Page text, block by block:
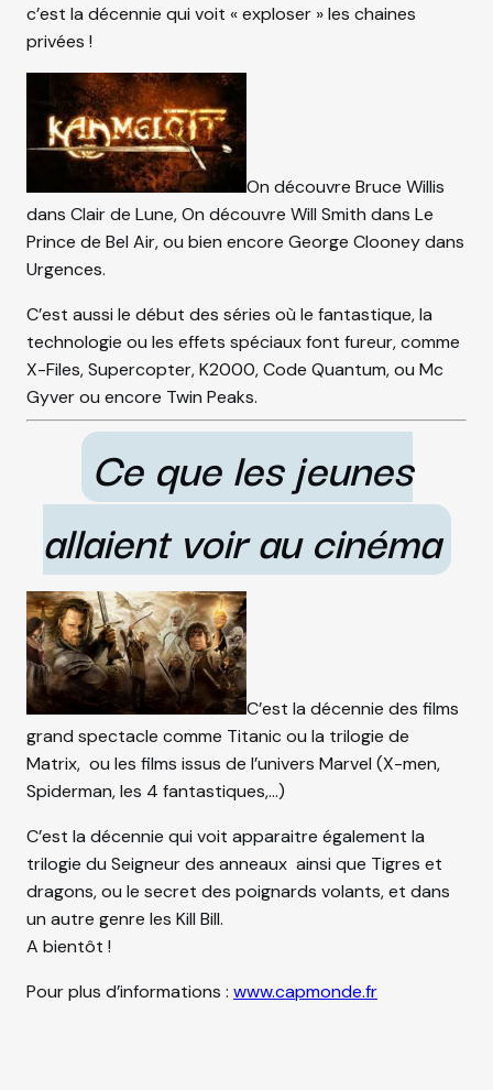
c’est la décennie qui voit « exploser » les chaines
privées !
On découvre Bruce Willis
dans Clair de Lune, On découvre Will Smith dans Le
Prince de Bel Air, ou bien encore George Clooney dans
Urgences.
C’est aussi le début des séries où le fantastique, la
technologie ou les effets spéciaux font fureur, comme
X-Files, Supercopter, K2000, Code Quantum, ou Mc
Gyver ou encore Twin Peaks.
Ce que les jeunes
allaient voir au cinéma
C’est la décennie des films
grand spectacle comme Titanic ou la trilogie de
Matrix, ou les films issus de l’univers Marvel (X-men,
Spiderman, les 4 fantastiques,…)
C’est la décennie qui voit apparaitre également la
trilogie du Seigneur des anneaux ainsi que Tigres et
dragons, ou le secret des poignards volants, et dans
un autre genre les Kill Bill.
A bientôt !
Pour plus d’informations : www.capmonde.fr